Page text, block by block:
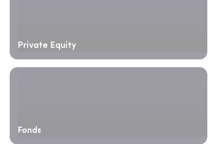
Private Equity
Fonds